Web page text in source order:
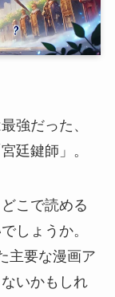
強だった、
廷鍵師」。
こで読める
しょうか。
主要な漫画ア
いかもしれ